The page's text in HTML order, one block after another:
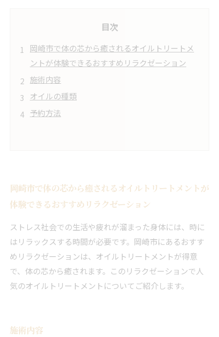
目次
岡崎市で体の芯から癒されるオイルトリートメ
ントが体験できるおすすめリラクゼーション
施術内容
オイルの種類
予約方法
岡崎市で体の芯から癒されるオイルトリートメントが
体験できるおすすめリラクゼーション
ストレス社会での生活や疲れが溜まった身体には、時に
はリラックスする時間が必要です。岡崎市にあるおすす
めリラクゼーションは、オイルトリートメントが得意
で、体の芯から癒されます。このリラクゼーションで人
気のオイルトリートメントについてご紹介します。
施術内容